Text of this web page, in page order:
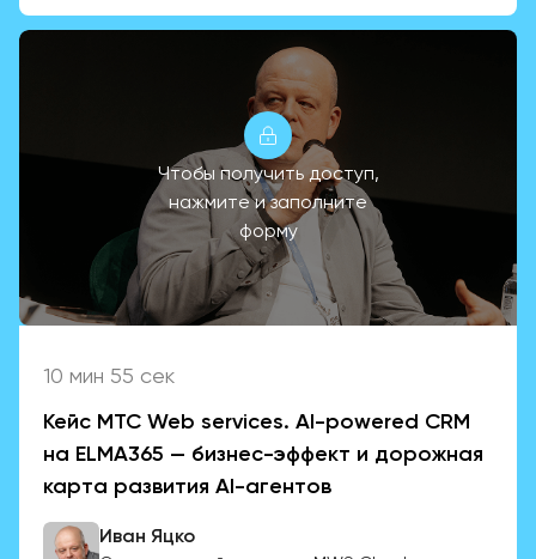
Чтобы получить доступ,
нажмите и заполните
форму
10 мин 55 сек
Кейс MТС Web services. AI-powered CRM
на ELMA365 — бизнес-эффект и дорожная
карта развития AI-агентов
Иван Яцко